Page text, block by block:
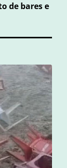
de bares e